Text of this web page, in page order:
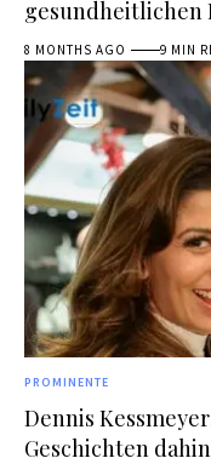
gesundheitlichen
8 MONTHS AGO 9 MIN
PROMINENTE
Dennis
Geschichten